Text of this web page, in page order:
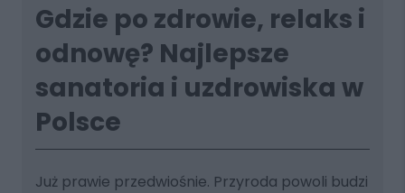
Gdzie po zdrowie, relaks i
odnowę? Najlepsze
sanatoria i uzdrowiska w
Polsce
Już prawie przedwiośnie. Przyroda powoli budzi